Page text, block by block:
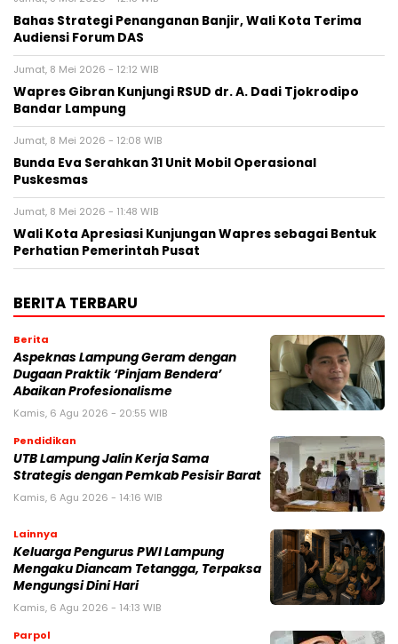
Bahas Strategi Penanganan Banjir, Wali Kota Terima
Audiensi Forum DAS
Jumat, 8 Mei 2026 - 12:12 WIB
Wapres Gibran Kunjungi RSUD dr. A. Dadi Tjokrodipo
Bandar Lampung
Jumat, 8 Mei 2026 - 12:08 WIB
Bunda Eva Serahkan 31 Unit Mobil Operasional
Puskesmas
Jumat, 8 Mei 2026 - 11:48 WIB
Wali Kota Apresiasi Kunjungan Wapres sebagai Bentuk
Perhatian Pemerintah Pusat
BERITA TERBARU
Berita
Aspeknas Lampung Geram dengan
Dugaan Praktik ‘Pinjam Bendera’
Abaikan Profesionalisme
Kamis, 6 Agu 2026 - 20:55 WIB
Pendidikan
UTB Lampung Jalin Kerja Sama
Strategis dengan Pemkab Pesisir Barat
Kamis, 6 Agu 2026 - 14:16 WIB
Lainnya
Keluarga Pengurus PWI Lampung
Mengaku Diancam Tetangga, Terpaksa
Mengungsi Dini Hari
Kamis, 6 Agu 2026 - 14:13 WIB
Parpol